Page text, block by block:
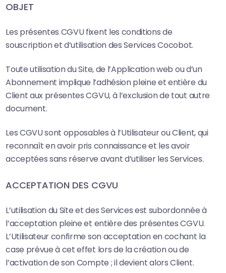
OBJET
Les présentes CGVU fixent les conditions de
souscription et d’utilisation des Services Cocobot.
Toute utilisation du Site, de l’Application web ou d’un
Abonnement implique l’adhésion pleine et entière du
Client aux présentes CGVU, à l’exclusion de tout autre
document.
Les CGVU sont opposables à l’Utilisateur ou Client, qui
reconnaît en avoir pris connaissance et les avoir
acceptées sans réserve avant d’utiliser les Services.
ACCEPTATION DES CGVU
L’utilisation du Site et des Services est subordonnée à
l’acceptation pleine et entière des présentes CGVU.
L’Utilisateur confirme son acceptation en cochant la
case prévue à cet effet lors de la création ou de
l’activation de son Compte ; il devient alors Client.